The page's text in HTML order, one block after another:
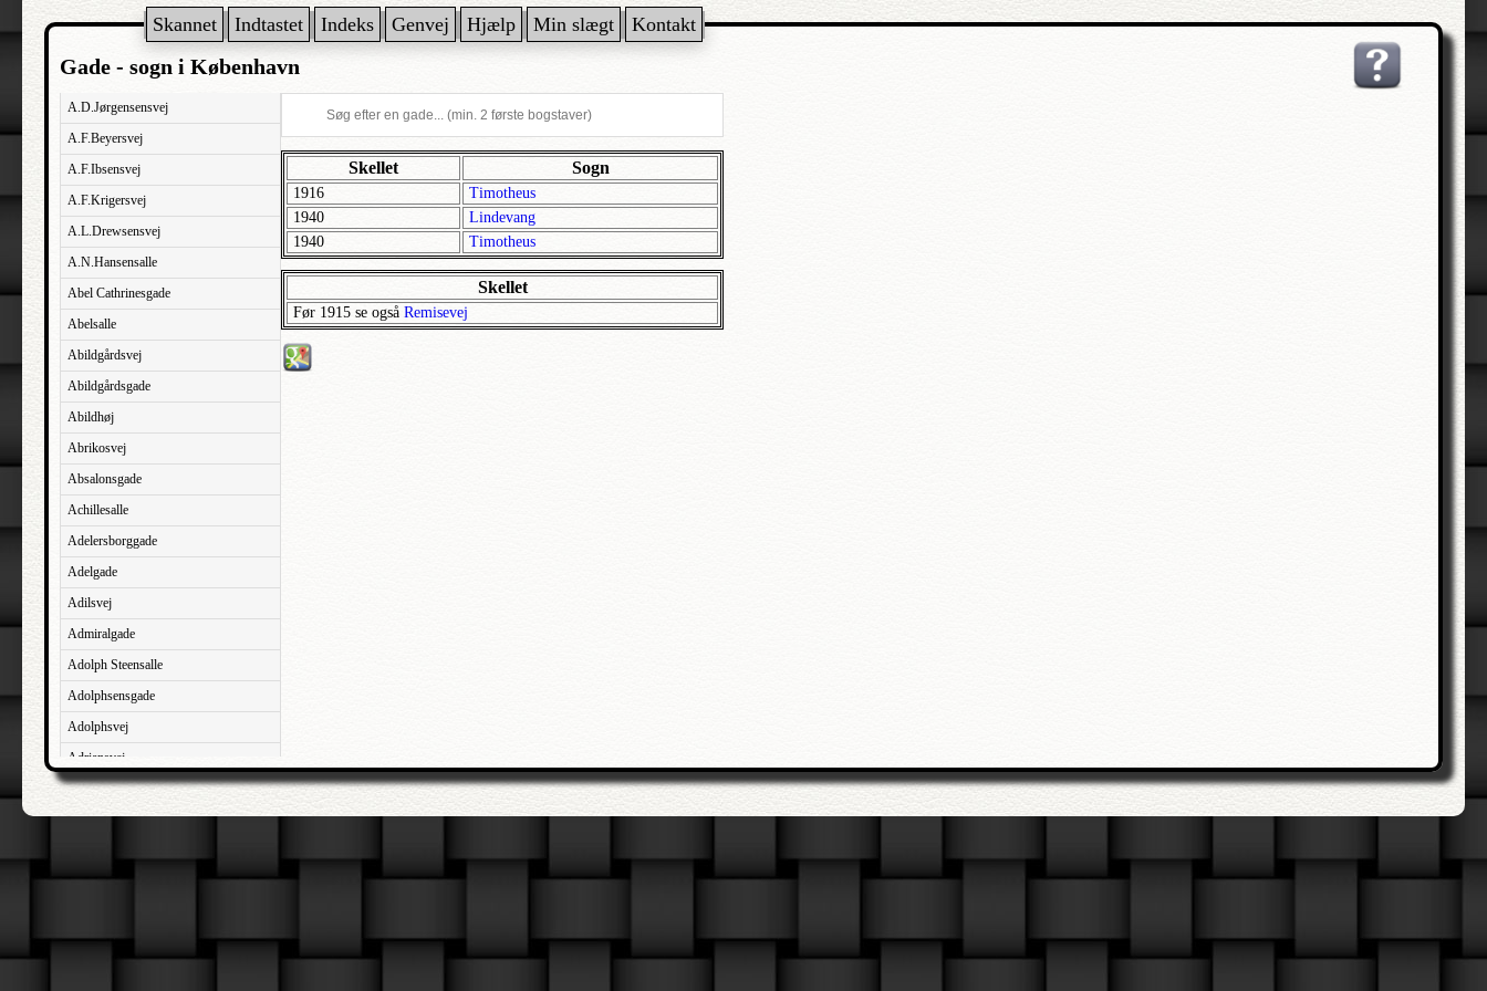
Skannet Indtastet Indeks Genvej Hjælp Min slægt Kontakt
Gade - sogn i København
A.D.Jørgensensvej
A.F.Beyersvej
A.F.Ibsensvej
A.F.Krigersvej
A.L.Drewsensvej
A.N.Hansensalle
Abel Cathrinesgade
Abelsalle
Abildgårdsvej
Abildgårdsgade
Abildhøj
Abrikosvej
Absalonsgade
Achillesalle
Adelersborggade
Adelgade
Adilsvej
Admiralgade
Adolph Steensalle
Adolphsensgade
Adolphsvej
Adriansvej
Aftenbakken
Agavevej
Agermosen
Agersøgade
Skellet Sogn
1916
Timotheus
1940
Lindevang
1940
Timotheus
Skellet
Før 1915 se også Remisevej